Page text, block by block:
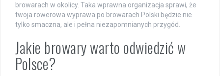
browarach w okolicy. Taka wprawna organizacja sprawi, że
twoja rowerowa wyprawa po browarach Polski będzie nie
tylko smaczna, ale i pełna niezapomnianych przygód.
Jakie browary warto odwiedzić w
Polsce?